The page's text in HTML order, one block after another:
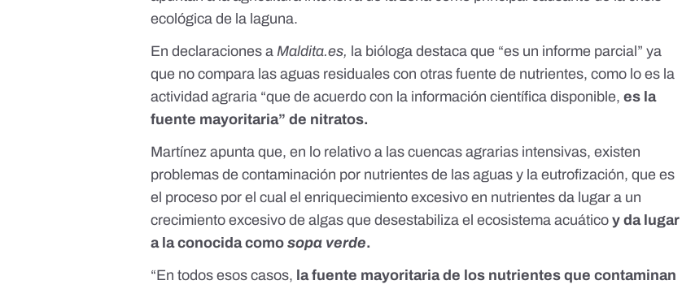
ecológica de la laguna.
En declaraciones aMaldita.es, la bióloga destaca que “es un informe parcial” ya
que no compara las aguas residuales con otras fuente de nutrientes, como lo es la
actividad agraria “que de acuerdo con la información científica disponible,es la
fuente mayoritaria” de nitratos.
Martínez apunta que, en lo relativo a las cuencas agrarias intensivas, existen
problemas de contaminación por nutrientes de las aguas y la eutrofización, que es
el proceso por el cual el enriquecimiento excesivo en nutrientes da lugar a un
crecimiento excesivo de algas que desestabiliza el ecosistema acuáticoy da lugar
a la conocida comosopa verde.
“En todos esos casos, la fuente mayoritaria de los nutrientes que contaminan